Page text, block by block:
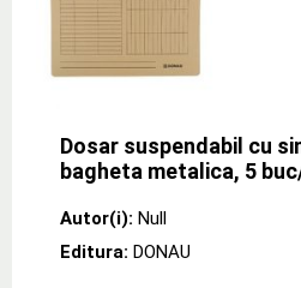
Dosar suspendabil cu
bagheta metalica, 5
Autor(i): Null
Editura: DONAU